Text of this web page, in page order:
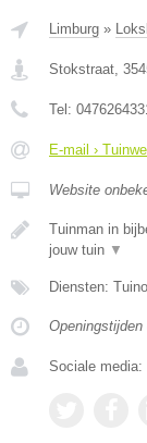
Limburg »
Stokstraat,
Tel:
E-mail ›
Website
Tuinman in
jouw tuin ▼
Diensten:
Openingstijden
Sociale media: